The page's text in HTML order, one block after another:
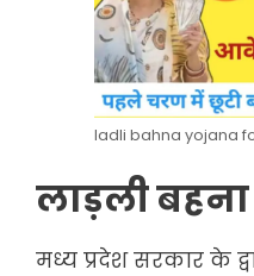
ladli bahna yojana
लाड़ली
मध्य प्रदेश सरकार के